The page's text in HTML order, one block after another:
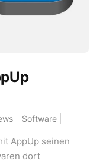
Software
AppUp seinen
dort